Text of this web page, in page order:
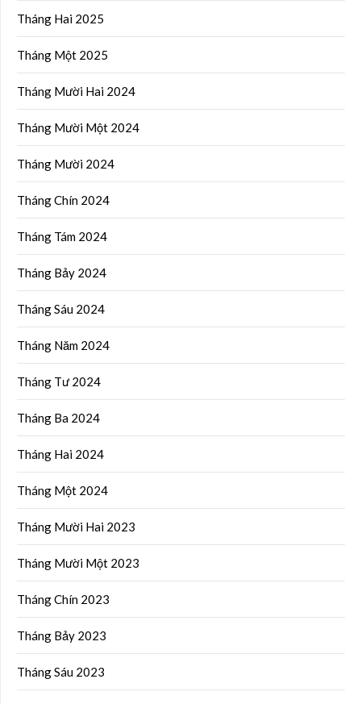
Tháng Hai 2025
Tháng Một 2025
Tháng Mười Hai 2024
Tháng Mười Một 2024
Tháng Mười 2024
Tháng Chín 2024
Tháng Tám 2024
Tháng Bảy 2024
Tháng Sáu 2024
Tháng Năm 2024
Tháng Tư 2024
Tháng Ba 2024
Tháng Hai 2024
Tháng Một 2024
Tháng Mười Hai 2023
Tháng Mười Một 2023
Tháng Chín 2023
Tháng Bảy 2023
Tháng Sáu 2023